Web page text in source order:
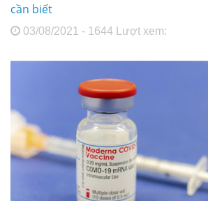
cần biết
03/08/2021 - 1644 Lượt xem: